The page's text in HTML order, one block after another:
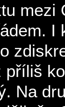
mezi
příliš
Na